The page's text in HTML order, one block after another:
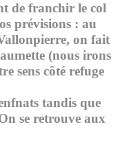
de franchir le col
prévisions : au
on fait
(nous irons
sens côté refuge
tandis que
se retrouve aux